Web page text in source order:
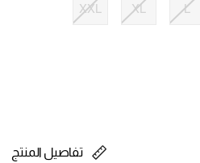
XL
XXL
تفاصيل المنتج